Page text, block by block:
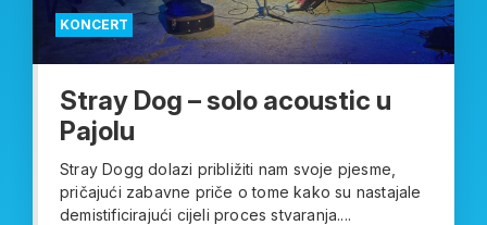
KONCERT
Stray Dog – solo acoustic u
Pajolu
Stray Dogg dolazi približiti nam svoje pjesme,
pričajući zabavne priče o tome kako su nastajale
demistificirajući cijeli proces stvaranja....